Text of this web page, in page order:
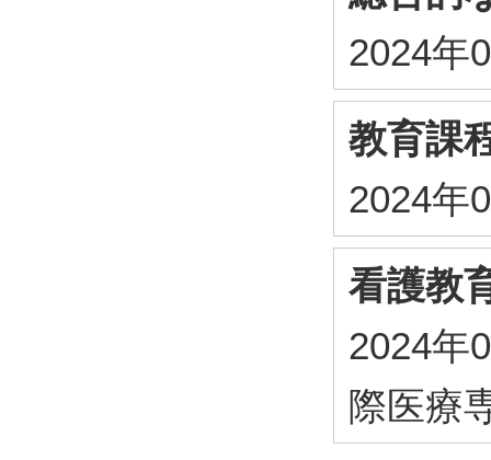
2024年
教育課
2024年
看護教
2024年
際医療